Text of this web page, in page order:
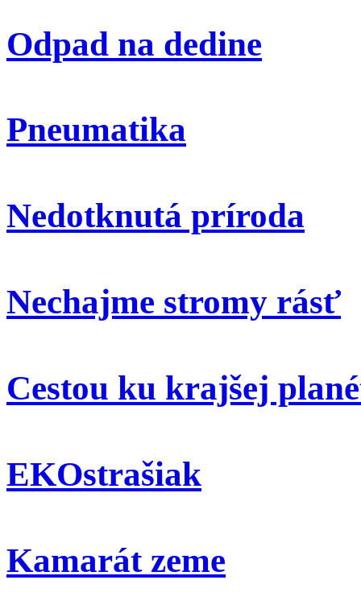
Odpad na dedine
Pneumatika
Nedotknutá príroda
Nechajme stromy rásť
Cestou ku krajšej
EKOstrašiak
Kamarát zeme